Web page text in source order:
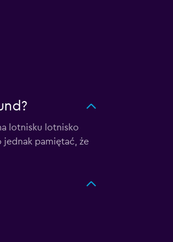
lotnisku lotnisko
jednak pamiętać, że